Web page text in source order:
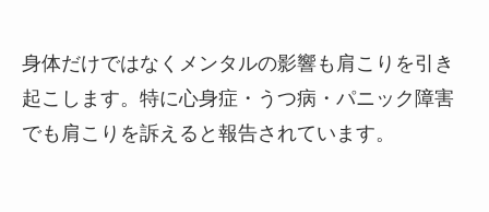
身体だけではなくメンタルの影響も肩こりを引き
起こします。特に心身症・うつ病・パニック障害
でも肩こりを訴えると報告されています。